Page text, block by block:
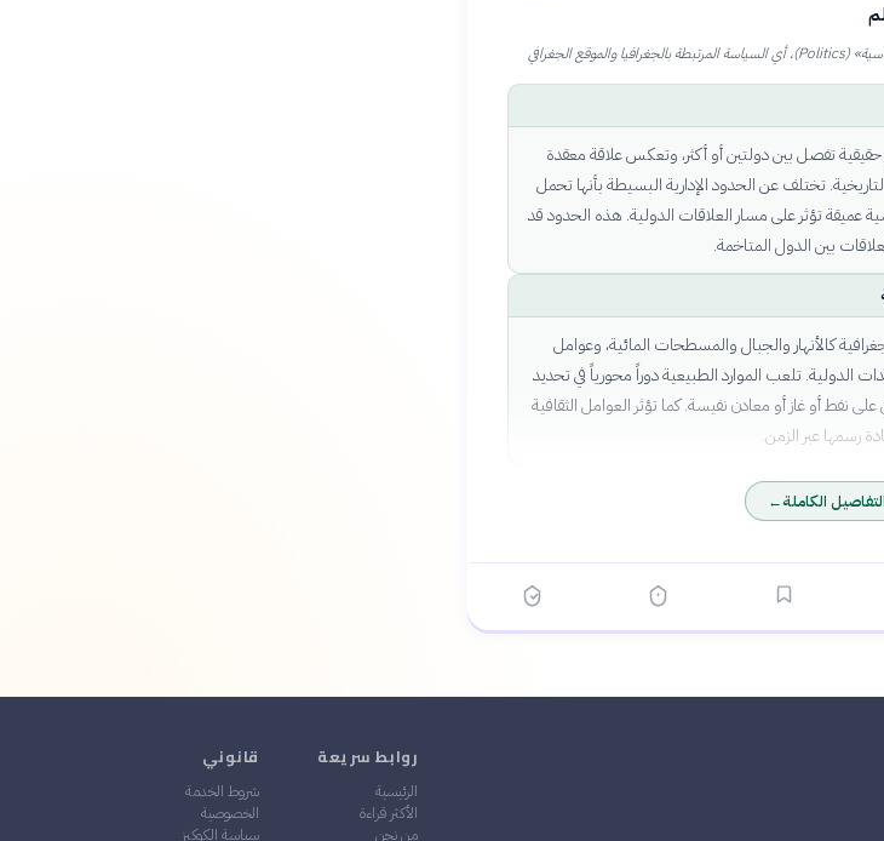
تفصل بين دولتين أو أكثر، وتعكس علاقة معقدة
تختلف عن الحدود الإدارية البسيطة بأنها تحمل
عميقة تؤثر على مسار العلاقات الدولية. هذه الحدود قد
بين الدول المتاخمة.
كالأنهار والجبال والمسطحات المائية، وعوامل
الدولية. تلعب الموارد الطبيعية دوراً محورياً في تحديد
نفط أو غاز أو معادن نفيسة. كما تؤثر العوامل الثقافية
رسمها عبر الزمن.
التفاصيل الكاملة←
روابط سريعة
الرئيسية
الأكثر قراءة
من نحن
قانوني
شروط الخدمة
الخصوصية
سياسة الكوكيز